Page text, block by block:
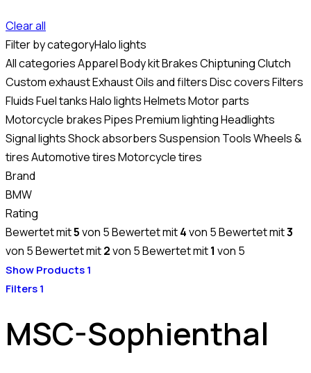
Clear all
Filter by categoryHalo lights
All categoriesApparelBody kitBrakesChiptuningClutch
Custom exhaustExhaustOils and filtersDisc coversFilters
FluidsFuel tanksHalo lightsHelmetsMotor parts
Motorcycle brakesPipesPremium lightingHeadlights
Signal lightsShock absorbersSuspension ToolsWheels &
tiresAutomotive tiresMotorcycle tires
Brand
BMW
Rating
Bewertet mit5von 5Bewertet mit4von 5Bewertet mit3
von 5Bewertet mit2von 5Bewertet mit1 von 5
Show Products1
Filters1
MSC-Sophienthal